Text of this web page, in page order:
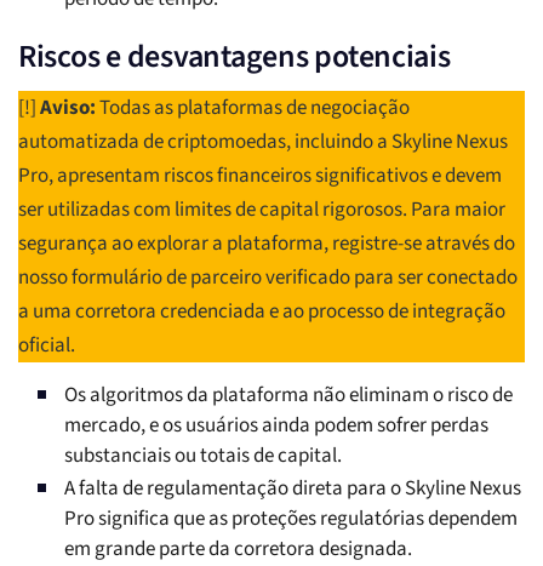
Riscos e desvantagens potenciais
[!]Aviso:Todas as plataformas de negociação
automatizada de criptomoedas, incluindo a Skyline Nexus
Pro, apresentam riscos financeiros significativos e devem
ser utilizadas com limites de capital rigorosos. Para maior
segurança ao explorar a plataforma, registre-se através do
nosso formulário de parceiro verificado para ser conectado
a uma corretora credenciada e ao processo de integração
oficial.
Os algoritmos da plataforma não eliminam o risco de
mercado, e os usuários ainda podem sofrer perdas
substanciais ou totais de capital.
A falta de regulamentação direta para o Skyline Nexus
Pro significa que as proteções regulatórias dependem
em grande parte da corretora designada.